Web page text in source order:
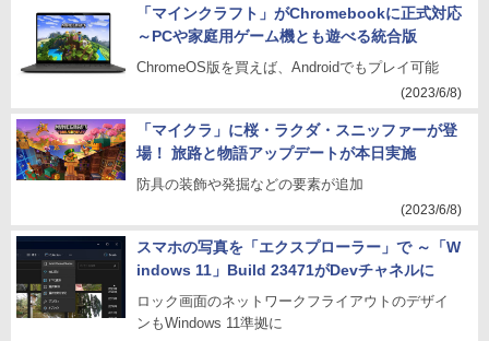
「マインクラフト」がChromebookに正式対応
～PCや家庭用ゲーム機とも遊べる統合版
ChromeOS版を買えば、Androidでもプレイ可能
(2023/6/8)
「マイクラ」に桜・ラクダ・スニッファーが登
場！ 旅路と物語アップデートが本日実施
防具の装飾や発掘などの要素が追加
(2023/6/8)
スマホの写真を「エクスプローラー」で ～「W
indows 11」Build 23471がDevチャネルに
ロック画面のネットワークフライアウトのデザイ
ンもWindows 11準拠に